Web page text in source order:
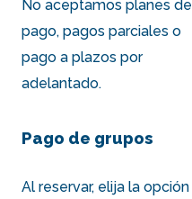
No aceptamos planes de
pago, pagos parciales o
pago a plazos por
adelantado.
Pago de grupos
Al reservar, elija la opción